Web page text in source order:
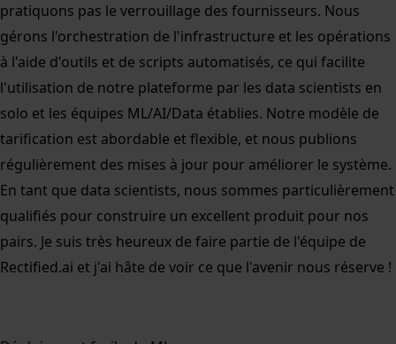
pratiquons pas le verrouillage des fournisseurs. Nous
gérons l'orchestration de l'infrastructure et les opérations
à l'aide d'outils et de scripts automatisés, ce qui facilite
l'utilisation de notre plateforme par les data scientists en
solo et les équipes ML/AI/Data établies. Notre modèle de
tarification est abordable et flexible, et nous publions
régulièrement des mises à jour pour améliorer le système.
En tant que data scientists, nous sommes particulièrement
qualifiés pour construire un excellent produit pour nos
pairs. Je suis très heureux de faire partie de l'équipe de
Rectified.ai et j'ai hâte de voir ce que l'avenir nous réserve !